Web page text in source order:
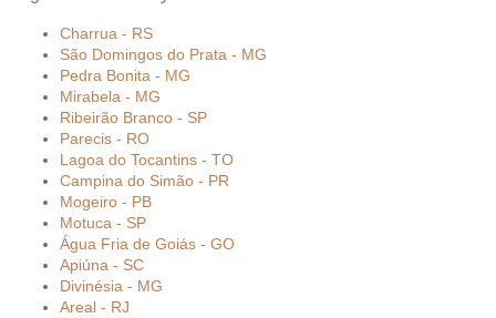
Charrua - RS
São Domingos do Prata - MG
Pedra Bonita - MG
Mirabela - MG
Ribeirão Branco - SP
Parecis - RO
Lagoa do Tocantins - TO
Campina do Simão - PR
Mogeiro - PB
Motuca - SP
Água Fria de Goiás - GO
Apiúna - SC
Divinésia - MG
Areal - RJ